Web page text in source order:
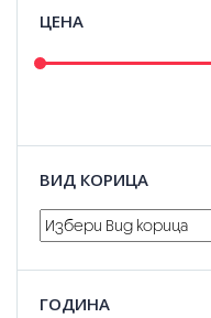
ЦЕНА
ВИД КОРИЦА
ГОДИНА